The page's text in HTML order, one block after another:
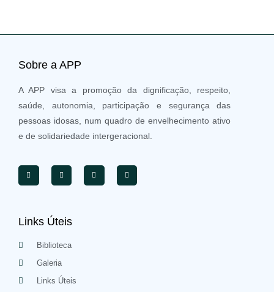
Sobre a APP
A APP visa a promoção da dignificação, respeito,
saúde, autonomia, participação e segurança das
pessoas idosas, num quadro de envelhecimento ativo
e de solidariedade intergeracional.
Links Úteis
Biblioteca
Galeria
Links Úteis